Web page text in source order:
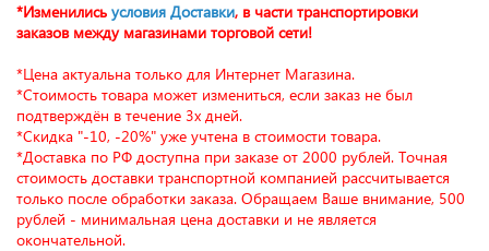
*Изменились условия Доставки, в части транспортировки
заказов между магазинами торговой сети!
*Цена актуальна только для Интернет Магазина.
*Стоимость товара может измениться, если заказ не был
подтверждён в течение 3х дней.
*Скидка "-10, -20%" уже учтена в стоимости товара.
*Доставка по РФ доступна при заказе от 2000 рублей. Точная
стоимость доставки транспортной компанией рассчитывается
только после обработки заказа. Обращаем Ваше внимание, 500
рублей - минимальная цена доставки и не является
окончательной.